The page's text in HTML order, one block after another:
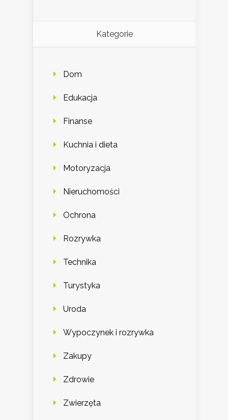
Kategorie
Dom
Edukacja
Finanse
Kuchnia i dieta
Motoryzacja
Nieruchomości
Ochrona
Rozrywka
Technika
Turystyka
Uroda
Wypoczynek i rozrywka
Zakupy
Zdrowie
Zwierzęta